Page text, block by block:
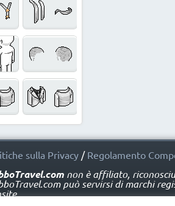
sulla Privacy/ Regolamento
non è affiliato,
può servirsi di marchi